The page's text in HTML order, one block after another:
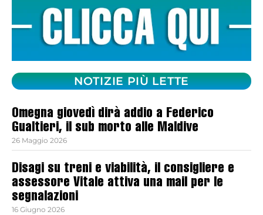
NOTIZIE PIÙ LETTE
Omegna giovedì dirà addio a Federico
Gualtieri, il sub morto alle Maldive
26 Maggio 2026
Disagi su treni e viabilità, il consigliere e
assessore Vitale attiva una mail per le
segnalazioni
16 Giugno 2026